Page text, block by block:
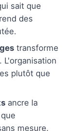
sait que
des
transforme
L'organisation
plutôt que
ancre la
mesure.